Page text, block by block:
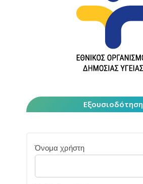
Εξουσιοδότηση
Όνομα χρήστη